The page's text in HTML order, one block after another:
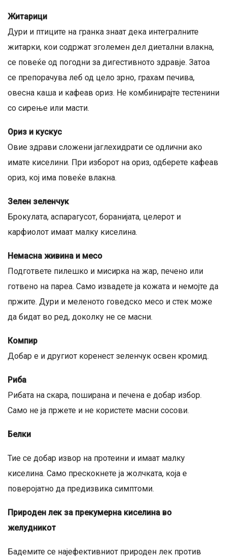
Житарици
Дури и птиците на гранка знаат дека интегралните
житарки, кои содржат зголемен дел диетални влакна,
се повеќе од погодни за дигестивното здравје. Затоа
се препорачува леб од цело зрно, грахам печива,
овесна каша и кафеав ориз. Не комбинирајте тестенини
со сирење или масти.
Ориз и кускус
Овие здрави сложени јаглехидрати се одлични ако
имате киселини. При изборот на ориз, одберете кафеав
ориз, кој има повеќе влакна.
Зелен зеленчук
Брокулата, аспарагусот, боранијата, целерот и
карфиолот имаат малку киселина.
Немасна живина и месо
Подгответе пилешко и мисирка на жар, печено или
готвено на пареа. Само извадете ја кожата и немојте да
пржите. Дури и меленото говедско месо и стек може
да бидат во ред, доколку не се масни.
Компир
Добар е и другиот коренест зеленчук освен кромид.
Риба
Рибата на скара, поширана и печена е добар избор.
Само не ја пржете и не користете масни сосови.
Белки
Тие се добар извор на протеини и имаат малку
киселина. Само прескокнете ја жолчката, која е
поверојатно да предизвика симптоми.
Природен лек за прекумерна киселина во
желудникот
Бадемите се најефективниот природен лек против